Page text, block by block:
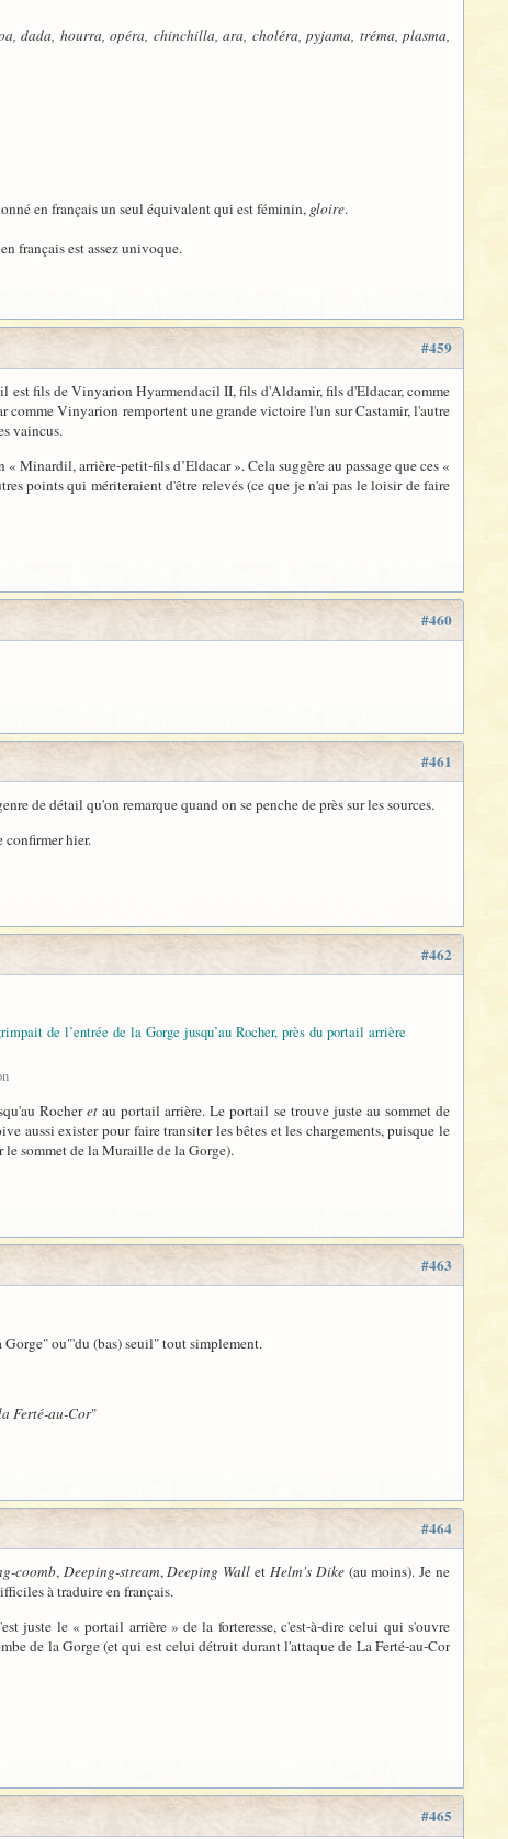
dada, hourra, opéra, chinchilla, ara, choléra, pyjama, tréma, plasma,
en français un seul équivalent qui est féminin, gloire.
français est assez univoque.
#459
fils de Vinyarion Hyarmendacil II, fils d'Aldamir, fils d'Eldacar, comme
Vinyarion remportent une grande victoire l'un sur Castamir, l'autre
vaincus.
Minardil, arrière-petit-fils d’Eldacar ». Cela suggère au passage que ces «
points qui mériteraient d'être relevés (ce que je n'ai pas le loisir de faire
#460
#461
de détail qu'on remarque quand on se penche de près sur les sources.
confirmer hier.
#462
de l’entrée de la Gorge jusqu’au Rocher, près du portail arrière
Rocheret au portail arrière. Le portail se trouve juste au sommet de
aussi exister pour faire transiter les bêtes et les chargements, puisque le
le sommet de la Muraille de la Gorge).
#463
ou"'du (bas) seuil" tout simplement.
Ferté-au-Cor"
#464
coomb, Deeping-stream,Deeping Wall et Helm's Dike(au moins). Je ne
à traduire en français.
juste le « portail arrière » de la forteresse, c'est-à-dire celui qui s'ouvre
de la Gorge (et qui est celui détruit durant l'attaque de La Ferté-au-Cor
#465